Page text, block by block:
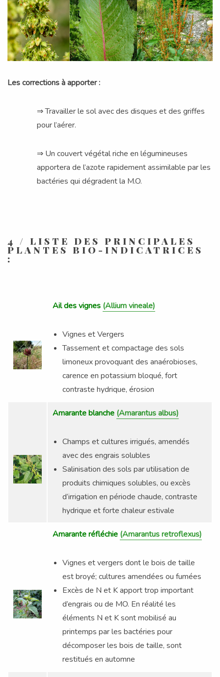
Les corrections à apporter :
⇒ Travailler le sol avec des disques et des griffes
pour l’aérer.
⇒ Un couvert végétal riche en légumineuses
apportera de l’azote rapidement assimilable par les
bactéries qui dégradent la M.O.
4 / LISTE DES PRINCIPALES
PLANTES BIO-INDICATRICES
:
Ail des vignes (Allium vineale)
Vignes et Vergers
Tassement et compactage des sols
limoneux provoquant des anaérobioses,
carence en potassium bloqué, fort
contraste hydrique, érosion
Amarante blanche (Amarantus albus)
Champs et cultures irrigués, amendés
avec des engrais solubles
Salinisation des sols par utilisation de
produits chimiques solubles, ou excès
d’irrigation en période chaude, contraste
hydrique et forte chaleur estivale
Amarante réfléchie (Amarantus retroflexus)
Vignes et vergers dont le bois de taille
est broyé; cultures amendées ou fumées
Excès de N et K apport trop important
d’engrais ou de MO. En réalité les
éléments N et K sont mobilisé au
printemps par les bactéries pour
décomposer les bois de taille, sont
restitués en automne